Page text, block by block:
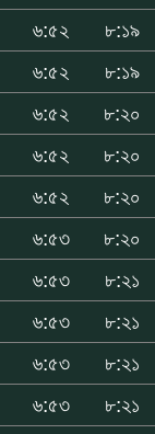
৬:৫২
৮:১৯
৬:৫২
৮:১৯
৬:৫২
৮:২০
৬:৫২
৮:২০
৬:৫২
৮:২০
৬:৫৩
৮:২০
৬:৫৩
৮:২১
৬:৫৩
৮:২১
৬:৫৩
৮:২১
৬:৫৩
৮:২১